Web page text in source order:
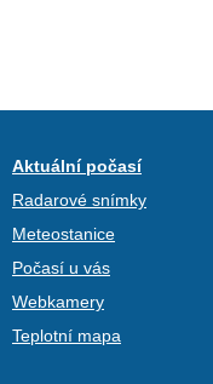
Aktuální počasí
Radarové snímky
Meteostanice
Počasí u vás
Webkamery
Teplotní mapa